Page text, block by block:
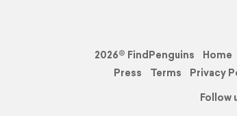
2026© FindPenguins Home
Press
Terms Privacy
Follow